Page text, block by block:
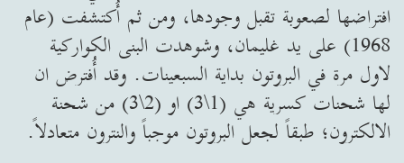
افتراضها لصعوبة تقبل وجودها، ومن ثم أُكتشفت (عام
1968) على يد غليمان، وشوهدت البنى الكواركية
لاول مرة في البروتون بداية السبعينات. وقد أُفترض ان
لها شحنات كسرية هي (1\3) او (2\3) من شحنة
الالكترون؛ طبقاً لجعل البروتون موجباً والنترون متعادلاً.